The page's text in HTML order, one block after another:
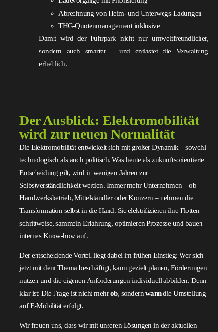
Abrechnung von Heim- und Unterwegs-Ladungen
THG-Quotenmanagement inklusive
Damit wird der Fuhrpark nicht nur umweltfreundlicher,
sondern auch smarter – und entlastet die Verwaltung
erheblich.
Der Ausblick: Elektromobilität
wird zur neuen Normalität
Die Elektromobilität entwickelt sich mit großer Dynamik – sowohl
technologisch als auch politisch. Was heute als zukunftsorientierte
Entscheidung gilt, wird in wenigen Jahren zur
Selbstverständlichkeit werden. Immer mehr Unternehmen – ob
Handwerksbetrieb, Mittelständler oder Konzern – nehmen die
Transformation selbst in die Hand. Sie elektrifizieren ihre Flotten
schrittweise, sammeln Erfahrung, optimieren Prozesse und bauen
internes Know-how auf.
Der entscheidende Vorteil liegt dabei im frühen Einstieg: Wer sich
jetzt mit dem Thema beschäftigt, kann gezielt planen, Förderungen
nutzen und die eigenen Anforderungen individuell abbilden. Denn
klar ist: Die Frage ist nicht mehrob, sondern wanndie Umstellung
auf E-Mobilität erfolgt.
Wir freuen uns, dass wir mit unseren Lösungen in der aktuellen